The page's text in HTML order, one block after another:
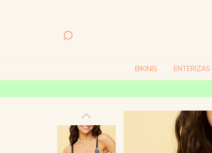
BIKINIS ENTERIZAS